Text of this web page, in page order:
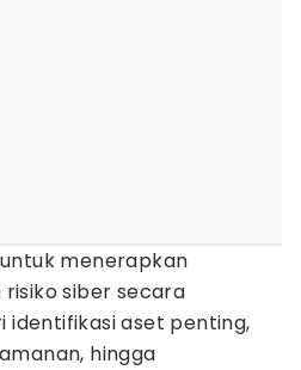
menerapkan
siber secara
identifikasi aset penting,
hingga